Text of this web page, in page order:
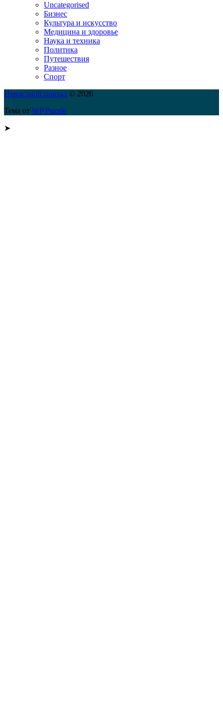
Uncategorised
Бизнес
Культура и искусство
Медицина и здоровье
Наука и техника
Политика
Путешествия
Разное
Спорт
Новостной портал © 2026
Тема от WP Puzzle
➤